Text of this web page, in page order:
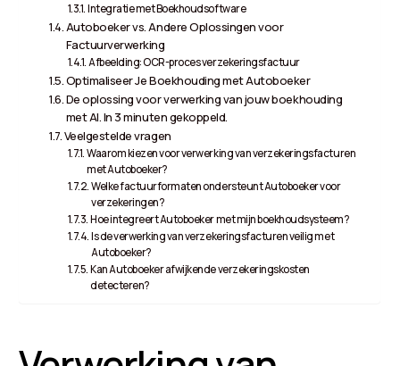
Integratie met Boekhoudsoftware
Autoboeker vs. Andere Oplossingen voor
Factuurverwerking
Afbeelding: OCR-proces verzekeringsfactuur
Optimaliseer Je Boekhouding met Autoboeker
De oplossing voor verwerking van jouw boekhouding
met AI. In 3 minuten gekoppeld.
Veelgestelde vragen
Waarom kiezen voor verwerking van verzekeringsfacturen
met Autoboeker?
Welke factuurformaten ondersteunt Autoboeker voor
verzekeringen?
Hoe integreert Autoboeker met mijn boekhoudsysteem?
Is de verwerking van verzekeringsfacturen veilig met
Autoboeker?
Kan Autoboeker afwijkende verzekeringskosten
detecteren?